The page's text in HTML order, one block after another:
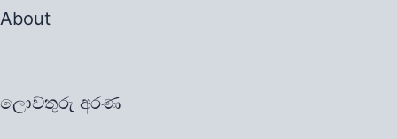
About
ලොව්තුරු අරණ